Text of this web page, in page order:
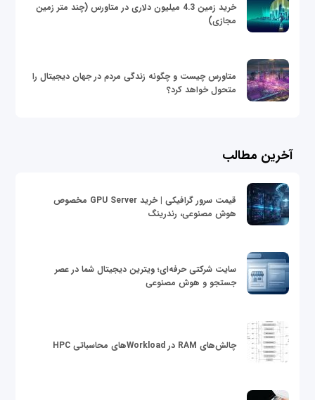
خرید زمین 4.3 میلیون دلاری در متاورس (چند متر زمین
مجازی)
متاورس چیست و چگونه زندگی مردم در جهان دیجیتال را
متحول خواهد کرد؟
آخرین مطالب
قیمت سرور گرافیکی | خرید GPU Server مخصوص
هوش مصنوعی، رندرینگ
سایت شرکتی حرفه‌ای؛ ویترین دیجیتال شما در عصر
جستجو و هوش مصنوعی
چالش‌های RAM در Workloadهای محاسباتی HPC